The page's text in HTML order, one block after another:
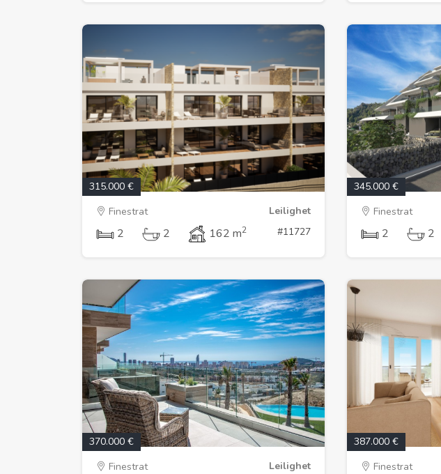
315.000 €
Finestrat
Leilighet
2 2 162 m2 #11727
345.000 €
Finestrat
2 2
370.000 €
Finestrat
Leilighet
387.000 €
Finestrat